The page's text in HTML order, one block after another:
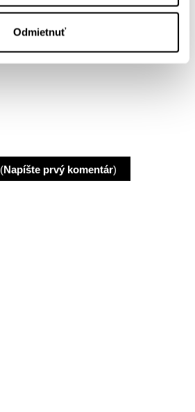
Odmietnuť
(Napíšte prvý komentár)